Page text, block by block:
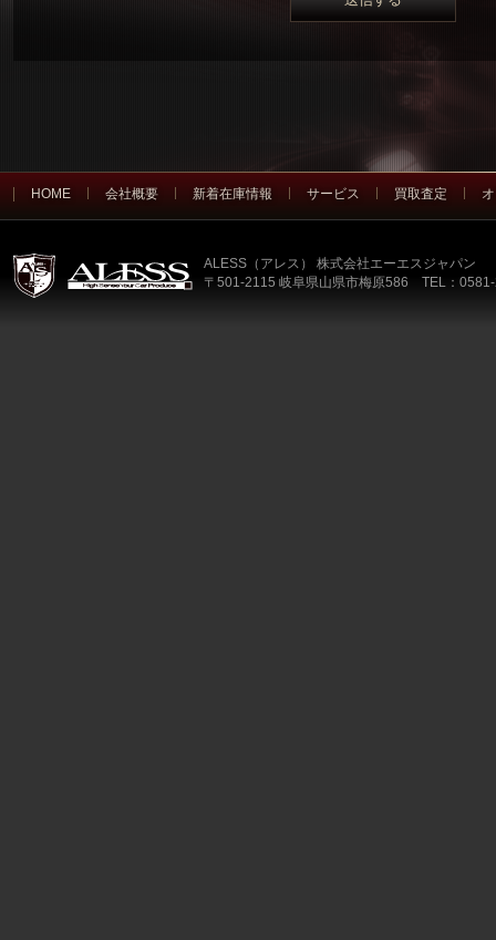
HOME 会社概要 新着在庫情報 サービス 買取査定
ALESS（アレス） 株式会社エーエスジャパン
〒501-2115 岐阜県山県市梅原586 TEL：